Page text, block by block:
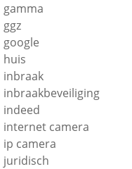
gamma
ggz
google
huis
inbraak
inbraakbeveiliging
indeed
internet camera
ip camera
juridisch